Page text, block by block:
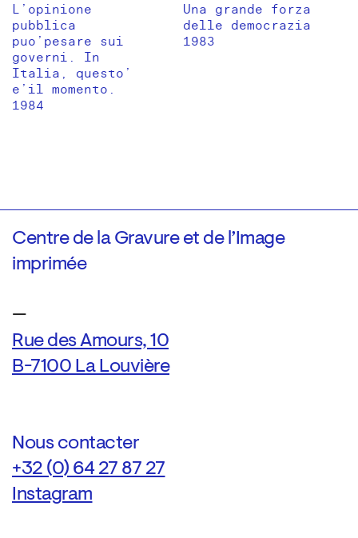
L’opinione
pubblica
puo’pesare sui
governi. In
Italia, questo’
e’il momento.
1984
Una grande forza
delle democrazia
1983
Centre de la Gravure et de l’Image
imprimée
—
Rue des Amours, 10
B-7100 La Louvière
Nous contacter
+32 (0) 64 27 87 27
Instagram